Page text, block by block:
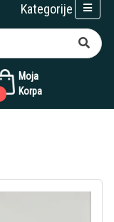
Moja
Korpa
Kategorije